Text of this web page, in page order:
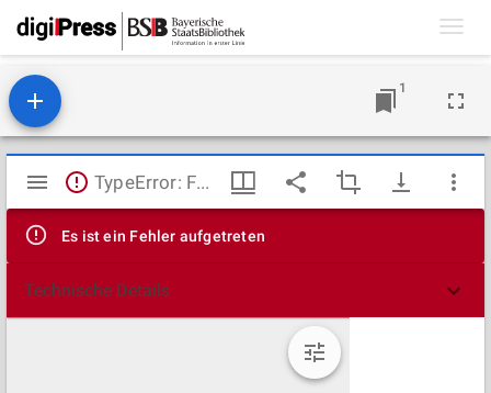
1
Mirador
Viewer
TypeError: Failed to fetch
Es ist ein Fehler aufgetreten
Technische Details